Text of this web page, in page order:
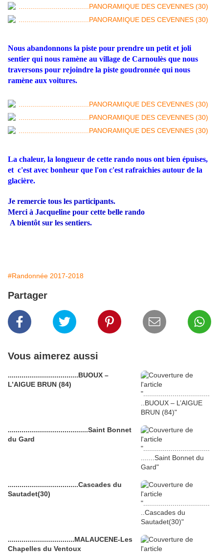
Nous abandonnons la piste pour prendre un petit et joli
sentier qui nous ramène au village de Carnoulès que nous
traversons pour rejoindre la piste goudronnée qui nous
ramène aux voitures.
La chaleur, la longueur de cette rando nous ont bien épuises,
et c'est avec bonheur que l'on c'est rafraichies autour de la
glacière.
Je remercie tous les participants.
Merci à Jacqueline pour cette belle rando
A bientôt sur les sentiers.
#Randonnée 2017-2018
Partager
Vous aimerez aussi
....................................BUOUX –
L’AIGUE BRUN (84)
.........................................Saint Bonnet
du Gard
....................................Cascades du
Sautadet(30)
..................................MALAUCENE-Les
Chapelles du Ventoux